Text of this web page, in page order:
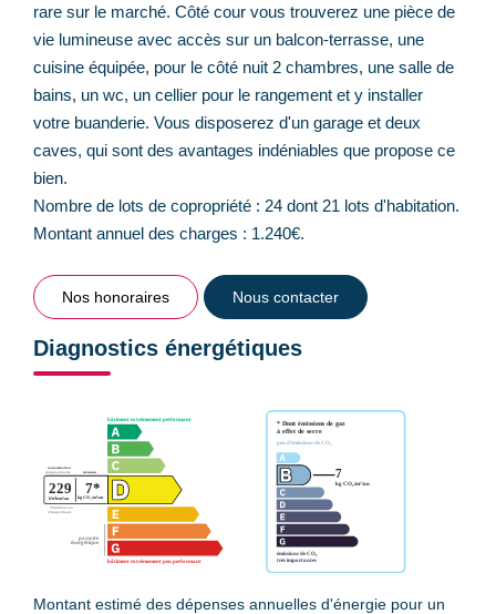
rare sur le marché. Côté cour vous trouverez une pièce de
vie lumineuse avec accès sur un balcon-terrasse, une
cuisine équipée, pour le côté nuit 2 chambres, une salle de
bains, un wc, un cellier pour le rangement et y installer
votre buanderie. Vous disposerez d'un garage et deux
caves, qui sont des avantages indéniables que propose ce
bien.
Nombre de lots de copropriété : 24 dont 21 lots d'habitation.
Montant annuel des charges : 1.240€.
Nos honoraires Nous contacter
Diagnostics énergétiques
Montant estimé des dépenses annuelles d'énergie pour un